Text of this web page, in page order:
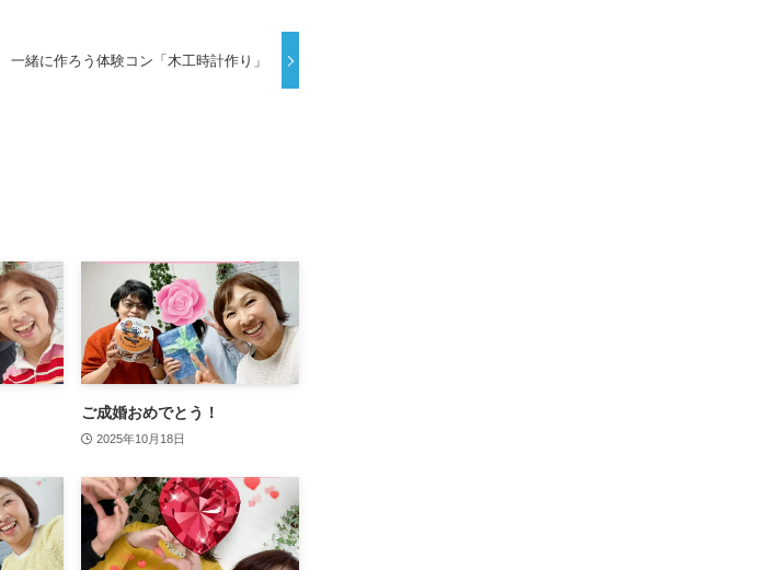
一緒に作ろう体験コン「木工時計作り」
ご成婚おめでとう！
2025年10月18日